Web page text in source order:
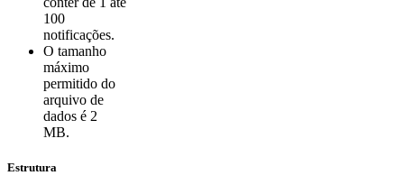
100
notificações.
O tamanho
máximo
permitido do
arquivo de
dados é 2
MB.
Estrutura